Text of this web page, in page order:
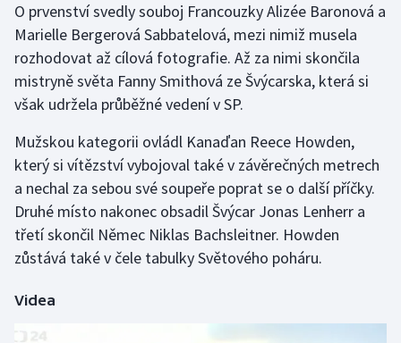
Jezdectví
Judo
Krasobruslení
Lezení
Lyže a snowboard
Moderní pětiboj
O prvenství svedly souboj Francouzky Alizée Baronová a
Marielle Bergerová Sabbatelová, mezi nimiž musela
rozhodovat až cílová fotografie. Až za nimi skončila
mistryně světa Fanny Smithová ze Švýcarska, která si
však udržela průběžné vedení v SP.
Mužskou kategorii ovládl Kanaďan Reece Howden,
který si vítězství vybojoval také v závěrečných metrech
a nechal za sebou své soupeře poprat se o další příčky.
Druhé místo nakonec obsadil Švýcar Jonas Lenherr a
třetí skončil Němec Niklas Bachsleitner. Howden
zůstává také v čele tabulky Světového poháru.
Videa